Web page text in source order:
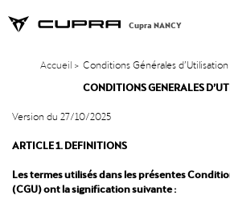
Cupra NANCY
Accueil > Conditions Générales d’Utilisation
CONDITIONS GENERALES
Version du 27/10/2025
ARTICLE 1. DEFINITIONS
Les termes utilisés dans les présentes
(CGU) ont la signification suivante :